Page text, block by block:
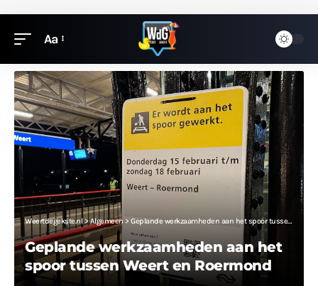
Aa
Weertdegekste.nl> Algemeen > Geplande werkzaamheden aan het spoor tussen Weert en Roermond
Geplande werkzaamheden aan het
spoor tussen Weert en Roermond